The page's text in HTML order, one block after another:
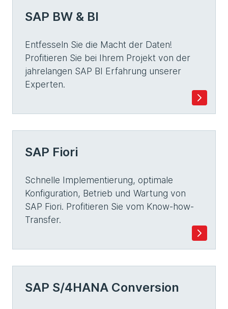
SAP BW & BI
Entfesseln Sie die Macht der Daten!
Profitieren Sie bei Ihrem Projekt von der
jahrelangen SAP BI Erfahrung unserer
Experten.
SAP Fiori
Schnelle Implementierung, optimale
Konfiguration, Betrieb und Wartung von
SAP Fiori. Profitieren Sie vom Know-how-
Transfer.
SAP S/4HANA Conversion